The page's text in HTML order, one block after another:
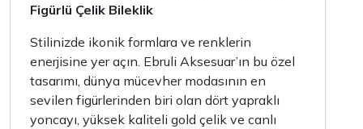
Figürlü Çelik Bileklik
Stilinizde ikonik formlara ve renklerin
enerjisine yer açın. Ebruli Aksesuar’ın bu özel
tasarımı, dünya mücevher modasının en
sevilen figürlerinden biri olan dört yapraklı
yoncayı, yüksek kaliteli gold çelik ve canlı